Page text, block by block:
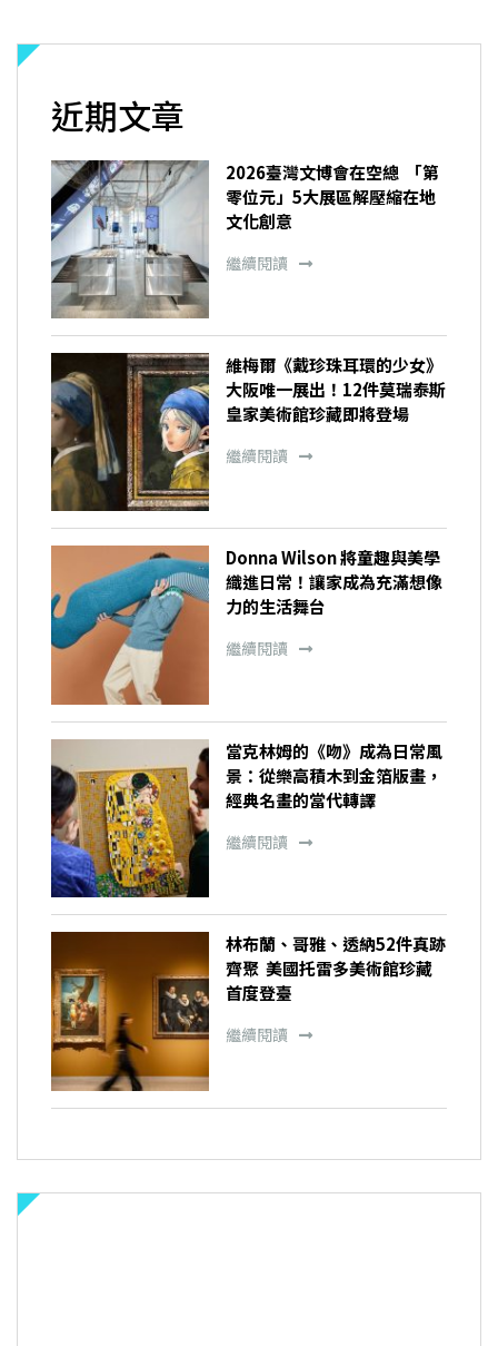
近期文章
2026臺灣文博會在空總 「第
零位元」5大展區解壓縮在地
文化創意
繼續閱讀
維梅爾《戴珍珠耳環的少女》
大阪唯一展出！12件莫瑞泰斯
皇家美術館珍藏即將登場
繼續閱讀
Donna Wilson 將童趣與美學
織進日常！讓家成為充滿想像
力的生活舞台
繼續閱讀
當克林姆的《吻》成為日常風
景：從樂高積木到金箔版畫，
經典名畫的當代轉譯
繼續閱讀
林布蘭、哥雅、透納52件真跡
齊聚 美國托雷多美術館珍藏
首度登臺
繼續閱讀